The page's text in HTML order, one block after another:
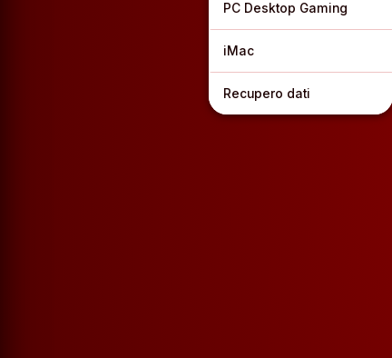
PC Desktop Gaming
iMac
Recupero dati